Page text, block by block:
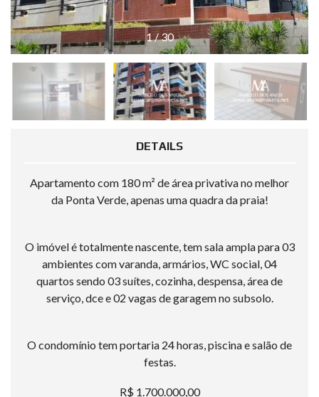
1/30
DETAILS
Apartamento com 180 m² de área privativa no melhor
da Ponta Verde, apenas uma quadra da praia!
O imóvel é totalmente nascente, tem sala ampla para 03
ambientes com varanda, armários, WC social, 04
quartos sendo 03 suítes, cozinha, despensa, área de
serviço, dce e 02 vagas de garagem no subsolo.
O condomínio tem portaria 24 horas, piscina e salão de
festas.
R$ 1.700.000,00